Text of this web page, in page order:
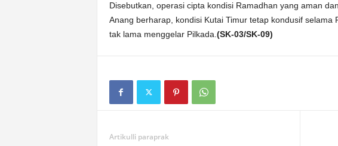
Disebutkan, operasi cipta kondisi Ramadhan yang aman
Anang berharap, kondisi Kutai Timur tetap kondusif selama
tak lama menggelar Pilkada. (SK-03/SK-09)
Artikulli paraprak